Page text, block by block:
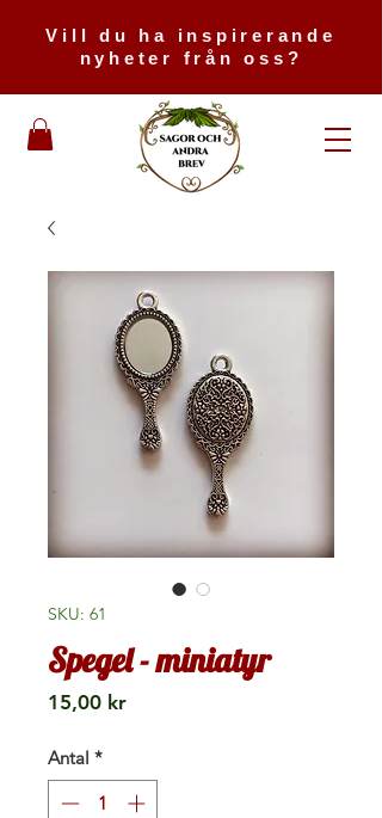
Vill du ha inspirerande
nyheter från oss?
SKU: 61
Spegel - miniatyr
15,00 krPris
Antal *